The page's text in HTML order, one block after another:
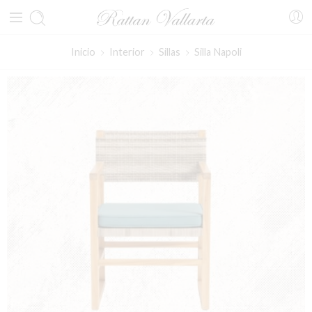
Inicio Interior Sillas Silla Napoli